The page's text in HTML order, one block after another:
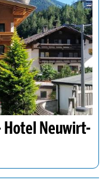
Hotel Neuwirt-